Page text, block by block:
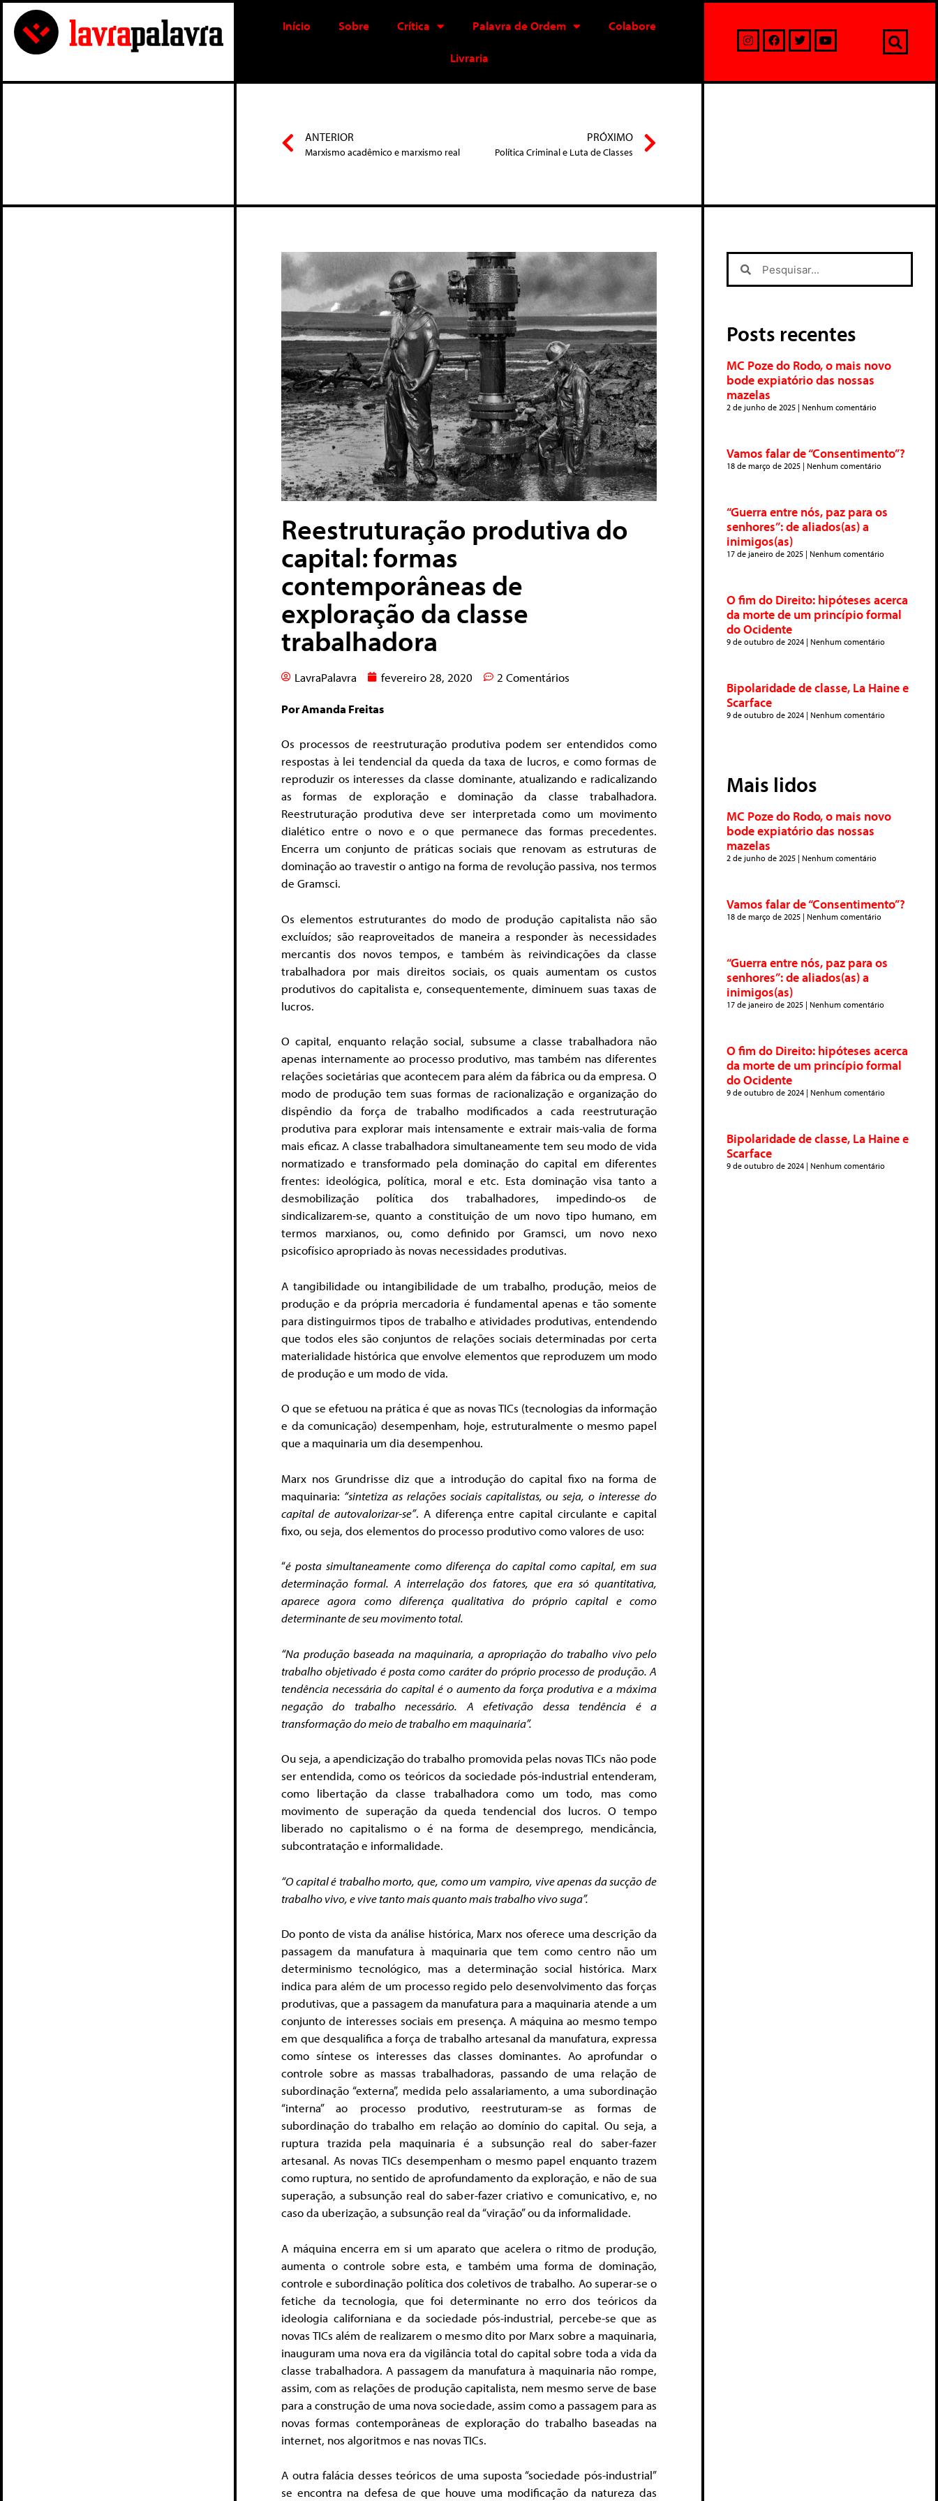
Início Sobre Crítica Palavra de Ordem Colabore
Livraria
ANTERIOR
Marxismo acadêmico e marxismo real
PRÓXIMO
Política Criminal e Luta de Classes
Reestruturação produtiva do
capital: formas
contemporâneas de
exploração da classe
trabalhadora
LavraPalavra fevereiro 28, 2020 2 Comentários
Por Amanda Freitas
Os processos de reestruturação produtiva podem ser entendidos como
respostas à lei tendencial da queda da taxa de lucros, e como formas de
reproduzir os interesses da classe dominante, atualizando e radicalizando
as formas de exploração e dominação da classe trabalhadora.
Reestruturação produtiva deve ser interpretada como um movimento
dialético entre o novo e o que permanece das formas precedentes.
Encerra um conjunto de práticas sociais que renovam as estruturas de
dominação ao travestir o antigo na forma de revolução passiva, nos termos
de Gramsci.
Os elementos estruturantes do modo de produção capitalista não são
excluídos; são reaproveitados de maneira a responder às necessidades
mercantis dos novos tempos, e também às reivindicações da classe
trabalhadora por mais direitos sociais, os quais aumentam os custos
produtivos do capitalista e, consequentemente, diminuem suas taxas de
lucros.
O capital, enquanto relação social, subsume a classe trabalhadora não
apenas internamente ao processo produtivo, mas também nas diferentes
relações societárias que acontecem para além da fábrica ou da empresa. O
modo de produção tem suas formas de racionalização e organização do
dispêndio da força de trabalho modificados a cada reestruturação
produtiva para explorar mais intensamente e extrair mais-valia de forma
mais eficaz. A classe trabalhadora simultaneamente tem seu modo de vida
normatizado e transformado pela dominação do capital em diferentes
frentes: ideológica, política, moral e etc. Esta dominação visa tanto a
desmobilização política dos trabalhadores, impedindo-os de
sindicalizarem-se, quanto a constituição de um novo tipo humano, em
termos marxianos, ou, como definido por Gramsci, um novo nexo
psicofísico apropriado às novas necessidades produtivas.
A tangibilidade ou intangibilidade de um trabalho, produção, meios de
produção e da própria mercadoria é fundamental apenas e tão somente
para distinguirmos tipos de trabalho e atividades produtivas, entendendo
que todos eles são conjuntos de relações sociais determinadas por certa
materialidade histórica que envolve elementos que reproduzem um modo
de produção e um modo de vida.
O que se efetuou na prática é que as novas TICs (tecnologias da informação
e da comunicação) desempenham, hoje, estruturalmente o mesmo papel
que a maquinaria um dia desempenhou.
Marx nos Grundrisse diz que a introdução do capital fixo na forma de
maquinaria: “sintetiza as relações sociais capitalistas, ou seja, o interesse do
capital de autovalorizar-se”. A diferença entre capital circulante e capital
fixo, ou seja, dos elementos do processo produtivo como valores de uso:
“é posta simultaneamente como diferença do capital como capital, em sua
determinação formal. A interrelação dos fatores, que era só quantitativa,
aparece agora como diferença qualitativa do próprio capital e como
determinante de seu movimento total.
“Na produção baseada na maquinaria, a apropriação do trabalho vivo pelo
trabalho objetivado é posta como caráter do próprio processo de produção. A
tendência necessária do capital é o aumento da força produtiva e a máxima
negação do trabalho necessário. A efetivação dessa tendência é a
transformação do meio de trabalho em maquinaria”.
Ou seja, a apendicização do trabalho promovida pelas novas TICs não pode
ser entendida, como os teóricos da sociedade pós-industrial entenderam,
como libertação da classe trabalhadora como um todo, mas como
movimento de superação da queda tendencial dos lucros. O tempo
liberado no capitalismo o é na forma de desemprego, mendicância,
subcontratação e informalidade.
“O capital é trabalho morto, que, como um vampiro, vive apenas da sucção de
trabalho vivo, e vive tanto mais quanto mais trabalho vivo suga”.
Do ponto de vista da análise histórica, Marx nos oferece uma descrição da
passagem da manufatura à maquinaria que tem como centro não um
determinismo tecnológico, mas a determinação social histórica. Marx
indica para além de um processo regido pelo desenvolvimento das forças
produtivas, que a passagem da manufatura para a maquinaria atende a um
conjunto de interesses sociais em presença. A máquina ao mesmo tempo
em que desqualifica a força de trabalho artesanal da manufatura, expressa
como síntese os interesses das classes dominantes. Ao aprofundar o
controle sobre as massas trabalhadoras, passando de uma relação de
subordinação “externa”, medida pelo assalariamento, a uma subordinação
“interna” ao processo produtivo, reestruturam-se as formas de
subordinação do trabalho em relação ao domínio do capital. Ou seja, a
ruptura trazida pela maquinaria é a subsunção real do saber-fazer
artesanal. As novas TICs desempenham o mesmo papel enquanto trazem
como ruptura, no sentido de aprofundamento da exploração, e não de sua
superação, a subsunção real do saber-fazer criativo e comunicativo, e, no
caso da uberização, a subsunção real da “viração” ou da informalidade.
A máquina encerra em si um aparato que acelera o ritmo de produção,
aumenta o controle sobre esta, e também uma forma de dominação,
controle e subordinação política dos coletivos de trabalho. Ao superar-se o
fetiche da tecnologia, que foi determinante no erro dos teóricos da
ideologia californiana e da sociedade pós-industrial, percebe-se que as
novas TICs além de realizarem o mesmo dito por Marx sobre a maquinaria,
inauguram uma nova era da vigilância total do capital sobre toda a vida da
classe trabalhadora. A passagem da manufatura à maquinaria não rompe,
assim, com as relações de produção capitalista, nem mesmo serve de base
para a construção de uma nova sociedade, assim como a passagem para as
novas formas contemporâneas de exploração do trabalho baseadas na
internet, nos algoritmos e nas novas TICs.
A outra falácia desses teóricos de uma suposta “sociedade pós-industrial”
se encontra na defesa de que houve uma modificação da natureza das
Posts recentes
MC Poze do Rodo, o mais novo
bode expiatório das nossas
mazelas
2 de junho de 2025 Nenhum comentário
Vamos falar de “Consentimento”?
18 de março de 2025 Nenhum comentário
“Guerra entre nós, paz para os
senhores”: de aliados(as) a
inimigos(as)
17 de janeiro de 2025 Nenhum comentário
O fim do Direito: hipóteses acerca
da morte de um princípio formal
do Ocidente
9 de outubro de 2024 Nenhum comentário
Bipolaridade de classe, La Haine e
Scarface
9 de outubro de 2024 Nenhum comentário
Mais lidos
MC Poze do Rodo, o mais novo
bode expiatório das nossas
mazelas
2 de junho de 2025 Nenhum comentário
Vamos falar de “Consentimento”?
18 de março de 2025 Nenhum comentário
“Guerra entre nós, paz para os
senhores”: de aliados(as) a
inimigos(as)
17 de janeiro de 2025 Nenhum comentário
O fim do Direito: hipóteses acerca
da morte de um princípio formal
do Ocidente
9 de outubro de 2024 Nenhum comentário
Bipolaridade de classe, La Haine e
Scarface
9 de outubro de 2024 Nenhum comentário